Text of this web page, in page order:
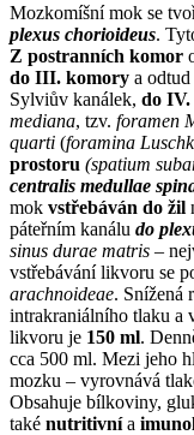
Mozkomíšní mok se
plexus chorioideus.
Z postranních komor
do III. komory a
Sylviův kanálek, do
mediana, tzv. foramen
quarti (foramina
prostoru (spatium
centralis medullae
mok vstřebáván do žil
páteřním kanálu do
sinus durae matris –
vstřebávání likvoru se
arachnoideae. Snížená
intrakraniálního tlaku a
likvoru je 150 ml.
cca 500 ml. Mezi jeho
mozku – vyrovnává
Obsahuje bílkoviny,
také nutritivnía